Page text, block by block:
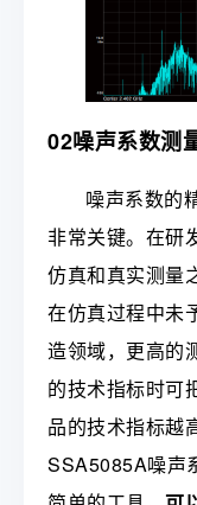
02噪声系数测
噪声系数的
非常关键。在研
仿真和真实测量
在仿真过程中未
造领域，更高的
的技术指标时可
品的技术指标越
SSA5085A噪声